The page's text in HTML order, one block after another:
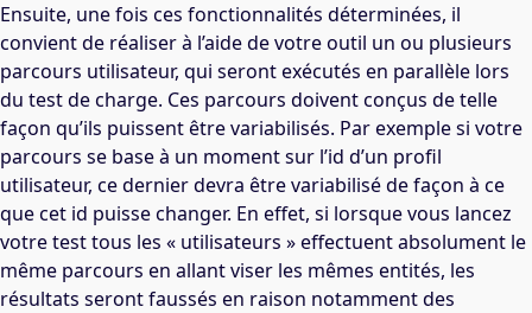
Ensuite, une fois ces fonctionnalités déterminées, il
convient de réaliser à l’aide de votre outil un ou plusieurs
parcours utilisateur, qui seront exécutés en parallèle lors
du test de charge. Ces parcours doivent conçus de telle
façon qu’ils puissent être variabilisés. Par exemple si votre
parcours se base à un moment sur l’id d’un profil
utilisateur, ce dernier devra être variabilisé de façon à ce
que cet id puisse changer. En effet, si lorsque vous lancez
votre test tous les « utilisateurs » effectuent absolument le
même parcours en allant viser les mêmes entités, les
résultats seront faussés en raison notamment des